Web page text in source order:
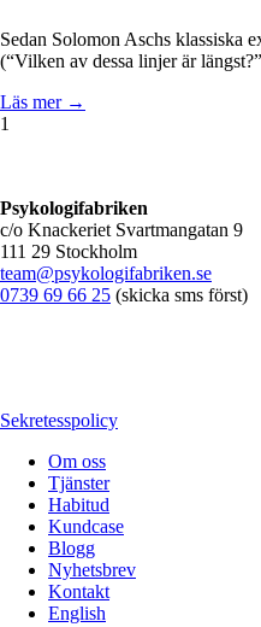
Sedan Solomon Aschs klassiska
(“Vilken av dessa linjer är
Läs mer →
1
Psykologifabriken
c/o Knackeriet Svartmangatan 9
111 29 Stockholm
team@psykologifabriken.se
0739 69 66 25 (skicka sms först)
Sekretesspolicy
Om oss
Tjänster
Habitud
Kundcase
Blogg
Nyhetsbrev
Kontakt
English